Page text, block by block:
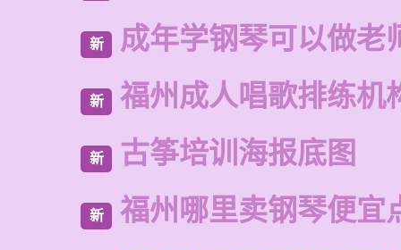
新 成年学钢琴可以做老
新 福州成人唱歌排练机
新 古筝培训海报底图
新 福州哪里卖钢琴便宜